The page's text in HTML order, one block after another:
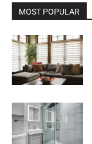
MOST POPULAR